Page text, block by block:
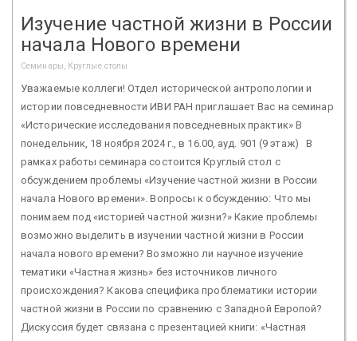
Изучение частной жизни в России
начала Нового времени
Семинары, Круглые столы
Уважаемые коллеги! Отдел исторической антропологии и
истории повседневности ИВИ РАН приглашает Вас на семинар
«Исторические исследования повседневных практик» В
понедельник, 18 ноября 2024 г., в 16.00, ауд. 901 (9 этаж) В
рамках работы семинара состоится Круглый стол с
обсуждением проблемы «Изучение частной жизни в России
начала Нового времени». Вопросы к обсуждению: Что мы
понимаем под «историей частной жизни?» Какие проблемы
возможно выделить в изучении частной жизни в России
начала нового времени? Возможно ли научное изучение
тематики «Частная жизнь» без источников личного
происхождения? Какова специфика проблематики истории
частной жизни в России по сравнению с Западной Европой?
Дискуссия будет связана с презентацией книги: «Частная